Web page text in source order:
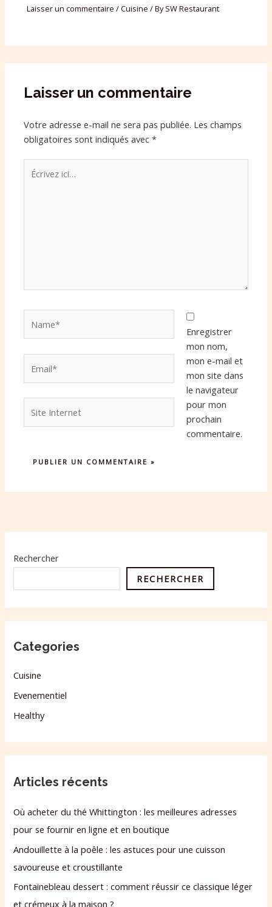
Laisser un commentaire /Cuisine / BySW Restaurant
Laisser un commentaire
Votre adresse e-mail ne sera pas publiée. Les champs
obligatoires sont indiqués avec*
Écrivez
ici…
Internet
Enregistrer
mon nom,
mon e-mail et
mon site dans
le navigateur
pour mon
prochain
commentaire.
Rechercher
RECHERCHER
Categories
Cuisine
Evenementiel
Healthy
Articles récents
Où acheter du thé Whittington : les meilleures adresses
pour se fournir en ligne et en boutique
Andouillette à la poêle : les astuces pour une cuisson
savoureuse et croustillante
Fontainebleau dessert : comment réussir ce classique léger
et crémeux à la maison ?